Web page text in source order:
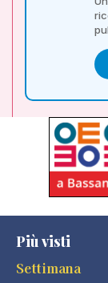
Più visti
Settimana